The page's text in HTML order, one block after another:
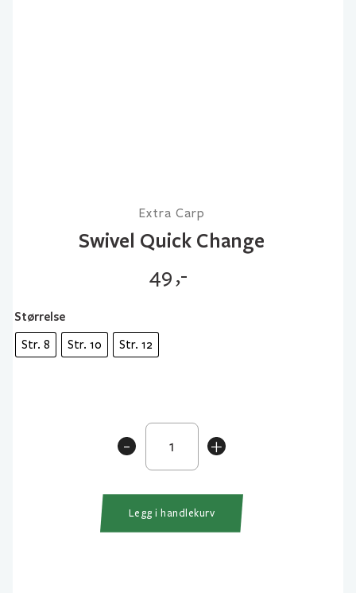
Extra Carp
Swivel Quick Change
49,-
Størrelse
Str. 8 Str. 10 Str. 12
+
Swivel
Quick
Change
-
Legg i handlekurv